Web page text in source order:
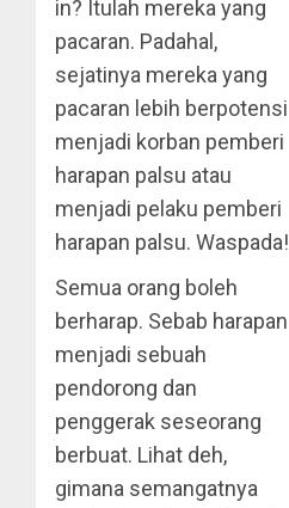
in? Itulah mereka yang
pacaran. Padahal,
sejatinya mereka yang
pacaran lebih berpotensi
menjadi korban pemberi
harapan palsu atau
menjadi pelaku pemberi
harapan palsu. Waspada!
Semua orang boleh
berharap. Sebab harapan
menjadi sebuah
pendorong dan
penggerak seseorang
berbuat. Lihat deh,
gimana semangatnya